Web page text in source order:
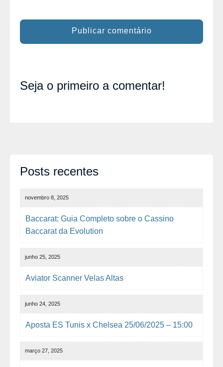
Seja o primeiro a comentar!
Posts recentes
Baccarat: Guia Completo sobre o Cassino
Baccarat da Evolution
novembro 8, 2025
Aviator Scanner Velas Altas
junho 25, 2025
Aposta ES Tunis x Chelsea 25/06/2025 – 15:00
junho 24, 2025
março 27, 2025